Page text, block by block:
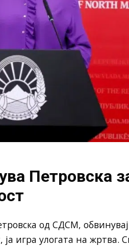
Петровска
од СДСМ,
игра улогата на жртва.